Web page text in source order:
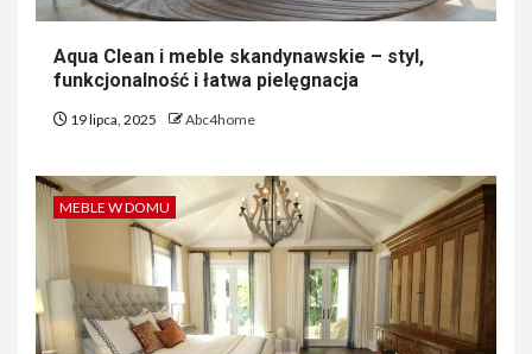
Aqua Clean i meble skandynawskie – styl,
funkcjonalność i łatwa pielęgnacja
19 lipca, 2025 Abc4home
MEBLE W DOMU